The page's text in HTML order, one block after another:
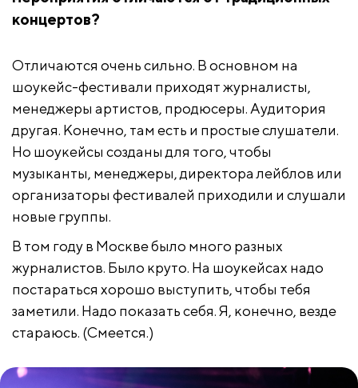
концертов?
Отличаются очень сильно. В основном на
шоукейс-фестивали приходят журналисты,
менеджеры артистов, продюсеры. Аудитория
другая. Конечно, там есть и простые слушатели.
Но шоукейсы созданы для того, чтобы
музыканты, менеджеры, директора лейблов или
организаторы фестивалей приходили и слушали
новые группы.
В том году в Москве было много разных
журналистов. Было круто. На шоукейсах надо
постараться хорошо выступить, чтобы тебя
заметили. Надо показать себя. Я, конечно, везде
стараюсь. (Смеется.)